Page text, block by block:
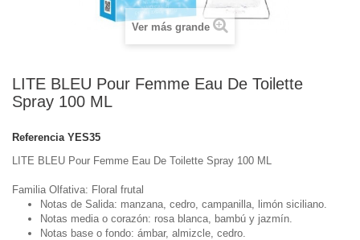
Ver más grande
LITE BLEU Pour Femme Eau De Toilette
Spray 100 ML
Referencia YES35
LITE BLEU Pour Femme Eau De Toilette Spray 100 ML
Familia Olfativa: Floral frutal
Notas de Salida: manzana, cedro, campanilla, limón siciliano
Notas media o corazón: rosa blanca, bambú y jazmín
Notas base o fondo: ámbar, almizcle, cedro